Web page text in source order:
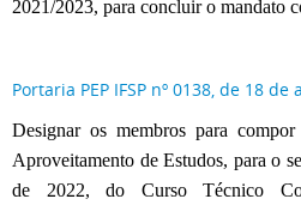
2021/2023, para concluir o mandato
Portaria PEP IFSP nº 0138, de 18 de
Designar os membros para
Aproveitamento de Estudos, para o
de 2022, do Curso Técnico